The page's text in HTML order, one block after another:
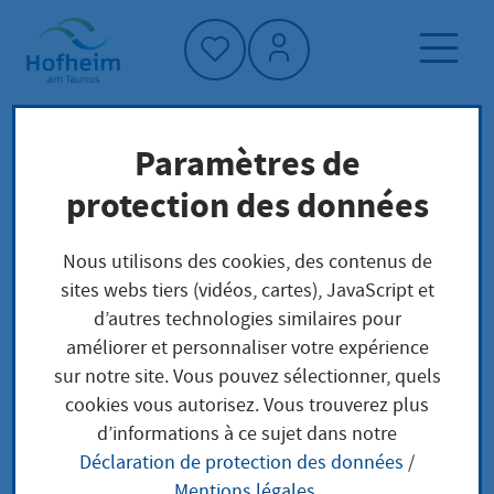
Accueil"
Page d'accueil
Trouver un service
Préoccupations locales
Pflanzenschutzanwendung für andere/
Beratung über den Pflanzenschutz anzeigen;
Sachkundenachweis
Pflanzenschutzanwen
dung für andere/
Paramètres de
protection des données
Nous utilisons des cookies, des contenus de
sites webs tiers (vidéos, cartes), JavaScript et
d’autres technologies similaires pour
améliorer et personnaliser votre expérience
sur notre site. Vous pouvez sélectionner, quels
cookies vous autorisez. Vous trouverez plus
d’informations à ce sujet dans notre
Déclaration de protection des données /